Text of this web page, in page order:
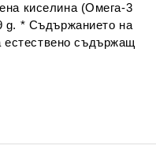
киселина (Омега-3
g. * Съдържанието на
съдържащ